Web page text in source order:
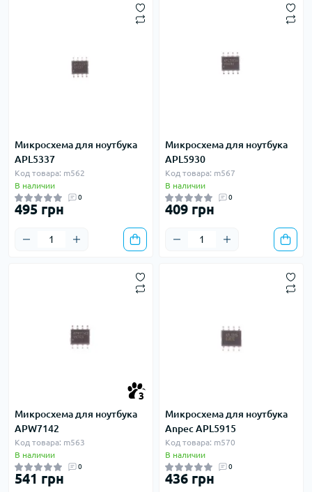
Микросхема для ноутбука
APL5337
Код товара: m562
В наличии
0
495 грн
Микросхема для ноутбука
APL5930
Код товара: m567
В наличии
0
409 грн
3
Микросхема для ноутбука
APW7142
Код товара: m563
В наличии
0
541 грн
Микросхема для ноутбука
Anpec APL5915
Код товара: m570
В наличии
0
436 грн